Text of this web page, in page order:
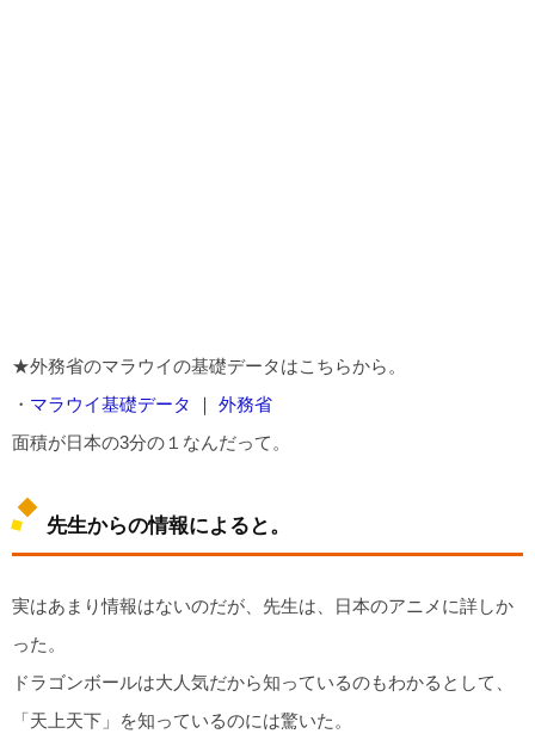
★外務省のマラウイの基礎データはこちらから。
・ マラウイ基礎データ ｜ 外務省
面積が日本の3分の１なんだって。
先生からの情報によると。
実はあまり情報はないのだが、先生は、日本のアニメに詳しか
った。
ドラゴンボールは大人気だから知っているのもわかるとして、
「天上天下」を知っているのには驚いた。